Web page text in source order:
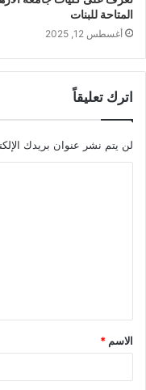
المتاحة للبنات
أغسطس 12, 2025
اترك تعليقاً
لن يتم نشر عنوان بريدك
ق
*
الاسم *